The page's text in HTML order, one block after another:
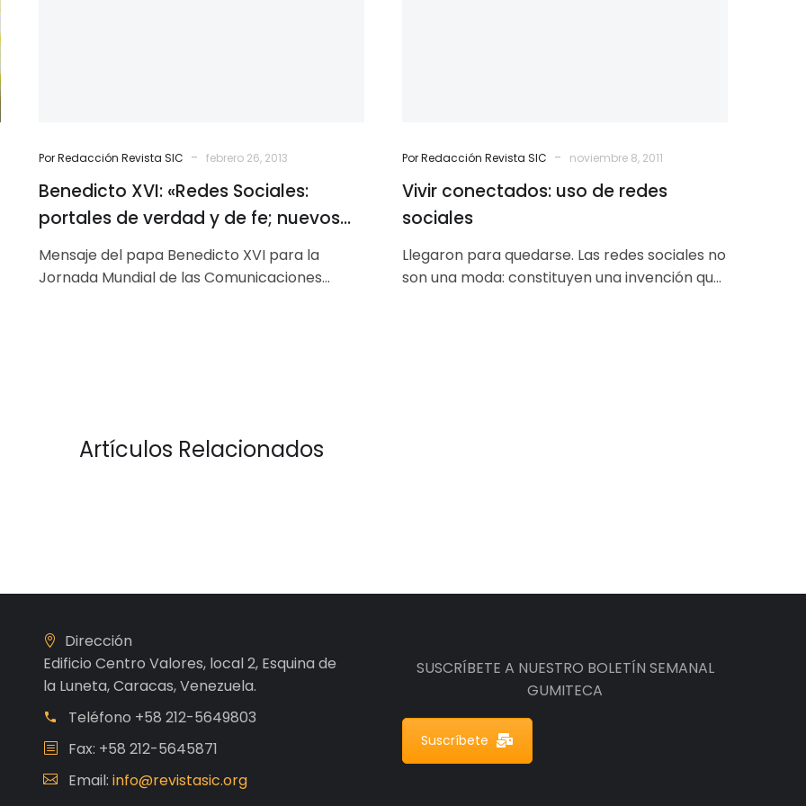
para
la
evangelización”
Por Redacción Revista SIC - febrero 26, 2013
Benedicto XVI: «Redes Sociales:
portales de verdad y de fe; nuevos
espacios para la evangelización”
Mensaje del papa Benedicto XVI para la
Jornada Mundial de las Comunicaciones
Por Redacción Revista SIC - noviembre 8, 2011
Vivir conectados: uso de redes
sociales
Llegaron para quedarse. Las redes sociales no
son una moda: constituyen una invención que
Artículos Relacionados
Dirección
Edificio Centro Valores, local 2, Esquina de
la Luneta, Caracas, Venezuela.
Teléfono +58 212-5649803
Fax: +58 212-5645871
Email: info@revistasic.org
SUSCRÍBETE A NUESTRO BOLETÍN SEMANAL
GUMITECA
Suscríbete